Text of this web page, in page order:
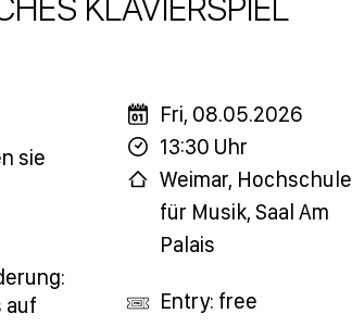
KLAVIERSPIEL
sie
auf
Fri, 08.05.2026
13:30 Uhr
Weimar, Hochschule
für Musik, Saal Am
Palais
Entry: free